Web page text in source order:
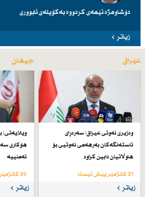
دۆشاومژە ئێمەی کردووە بەکۆیلەی ئابووری
زیاتر
عێراق
وەزیری نەوتی عیراق: سەرەڕای
ئاستەنگەكان بەرهەمی نەوتیی بۆ
هاوڵاتیان دابین كراوە
21 کاتژمێر پێش ئێستا
زیاتر
جیهان
ویلایەتی:
هۆكاری
ئەمنییە
20 کاتژمێر پێش ئێستا
زیاتر